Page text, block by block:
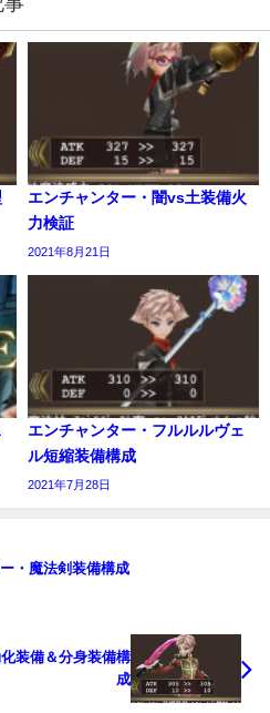
エンチャンター・闇vs土装備火
力検証
2021年8月21日
エンチャンター・フルルルヴェ
ル短縮装備構成
2021年7月28日
・魔法剣装備構成
装備＆分身装備構
成